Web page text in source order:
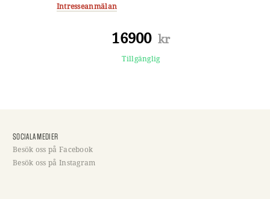
Intresseanmälan
16900 kr
Tillgänglig
SOCIALA MEDIER
Besök oss på Facebook
Besök oss på Instagram